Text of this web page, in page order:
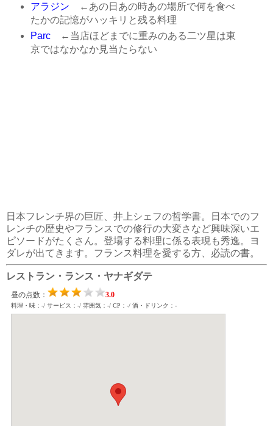
アラジン ←あの日あの時あの場所で何を食べ
たかの記憶がハッキリと残る料理
Parc←当店ほどまでに重みのある二ツ星は東
京ではなかなか見当たらない
日本フレンチ界の巨匠、井上シェフの哲学書。日本でのフ
レンチの歴史やフランスでの修行の大変さなど興味深いエ
ピソードがたくさん。登場する料理に係る表現も秀逸。ヨ
ダレが出てきます。フランス料理を愛する方、必読の書。
レストラン・ランス・ヤナギダテ